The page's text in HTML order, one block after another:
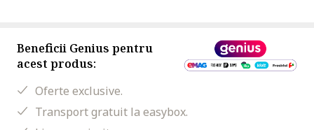
Beneficii Genius pentru
acest produs:
Oferte exclusive.
Transport gratuit la easybox.